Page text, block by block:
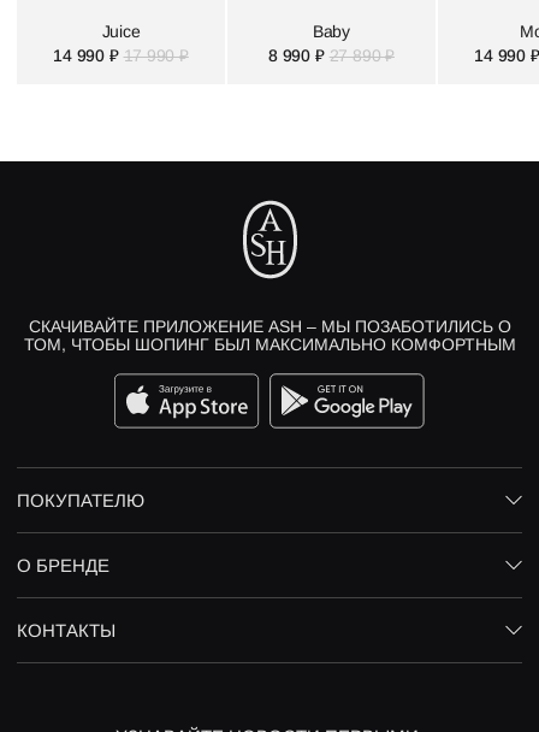
Juice
14 990 ₽ 17 990 ₽
Baby
8 990 ₽ 27 890 ₽
14 990 ₽
СКАЧИВАЙТЕ ПРИЛОЖЕНИЕ ASH – МЫ ПОЗАБОТИЛИСЬ О
ТОМ, ЧТОБЫ ШОПИНГ БЫЛ МАКСИМАЛЬНО КОМФОРТНЫМ
ПОКУПАТЕЛЮ
О БРЕНДЕ
КОНТАКТЫ